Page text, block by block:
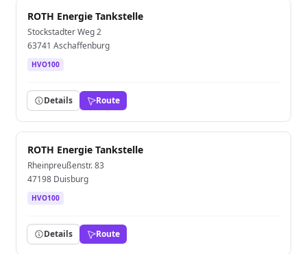
ROTH Energie Tankstelle
Stockstadter Weg 2
63741 Aschaffenburg
HVO100
Details Route
ROTH Energie Tankstelle
Rheinpreußenstr. 83
47198 Duisburg
HVO100
Details Route